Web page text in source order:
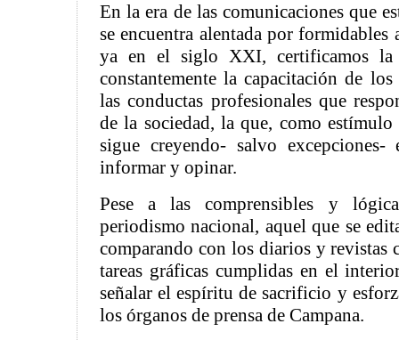
En la era de las comunicaciones que
se encuentra alentada por formidables
ya en el siglo XXI, certificamos la
constantemente la capacitación de
las conductas profesionales que
de la sociedad, la que, como estímulo
sigue creyendo- salvo excepciones-
informar y opinar.
Pese a las comprensibles y
periodismo nacional, aquel que se
comparando con los diarios y revistas
tareas gráficas cumplidas en el
señalar el espíritu de sacrificio y
los órganos de prensa de Campana.